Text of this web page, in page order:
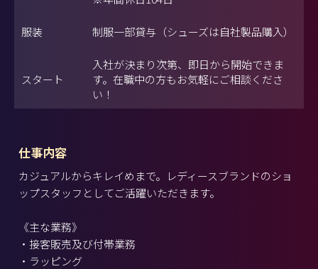
服装 制服一部貸与（シューズは自社製品購入）
スタート
入社が決まり次第、即日から開始できま
す。在職中の方もお気軽にご相談くださ
い！
仕事内容
カジュアルからキレイめまで。レディースブランドのショ
ップスタッフとしてご活躍いただきます。
《主な業務》
・接客販売及び付帯業務
・ラッピング